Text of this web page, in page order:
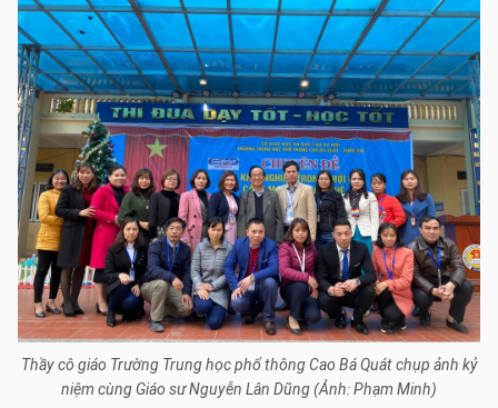
Thầy cô giáo Trường Trung học phổ thông Cao Bá Quát chụp ảnh kỷ
niệm cùng Giáo sư Nguyễn Lân Dũng (Ảnh: Phạm Minh)